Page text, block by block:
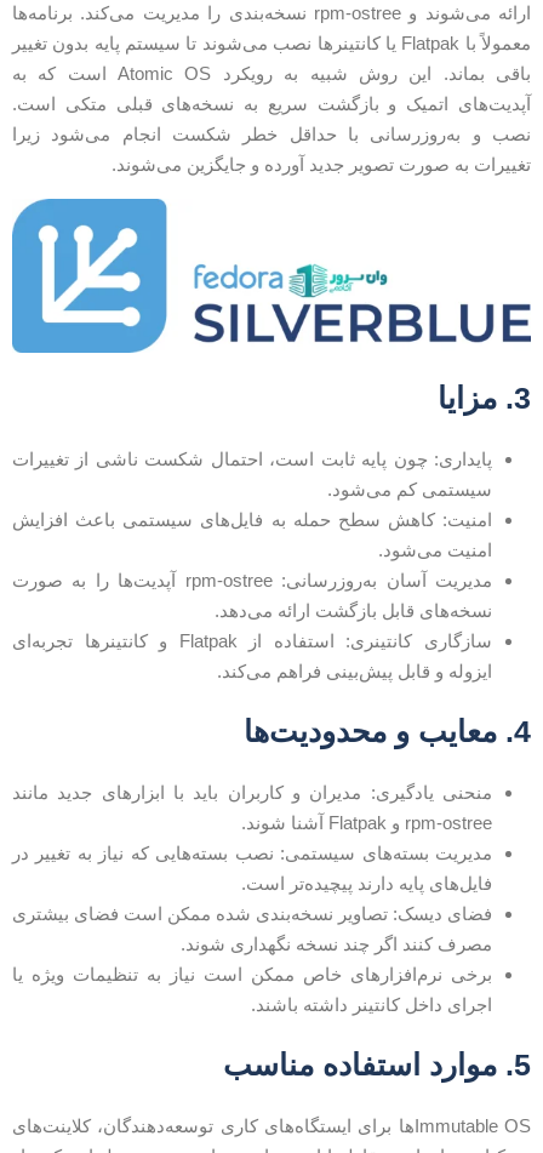
ارائه می‌شوند و rpm-ostree نسخه‌بندی را مدیریت می‌کند. برنامه‌ها
معمولاً با Flatpak یا کانتینرها نصب می‌شوند تا سیستم پایه بدون تغییر
باقی بماند. این روش شبیه به رویکرد Atomic OS است که به
اتمیک و بازگشت سریع به نسخه‌های قبلی متکی است.
و به‌روزرسانی با حداقل خطر شکست انجام می‌شود زیرا
به صورت تصویر جدید آورده و جایگزین می‌شوند.
پایداری: چون پایه ثابت است، احتمال شکست ناشی از تغییرات
سیستمی کم می‌شود.
امنیت: کاهش سطح حمله به فایل‌های سیستمی باعث افزایش
امنیت می‌شود.
مدیریت آسان به‌روزرسانی: rpm-ostree آپدیت‌ها را به صورت
نسخه‌های قابل بازگشت ارائه می‌دهد.
سازگاری کانتینری: استفاده از Flatpak و کانتینرها تجربه‌ای
ایزوله و قابل پیش‌بینی فراهم می‌کند.
محدودیت‌ها
منحنی یادگیری: مدیران و کاربران باید با ابزارهای جدید مانند
rpm-ostree و Flatpak آشنا شوند.
مدیریت بسته‌های سیستمی: نصب بسته‌هایی که نیاز به تغییر در
فایل‌های پایه دارند پیچیده‌تر است.
فضای دیسک: تصاویر نسخه‌بندی شده ممکن است فضای بیشتری
مصرف کنند اگر چند نسخه نگهداری شوند.
برخی نرم‌افزارهای خاص ممکن است نیاز به تنظیمات ویژه یا
اجرای داخل کانتینر داشته باشند.
مناسب
Immutable OSها برای ایستگاه‌های کاری توسعه‌دهندگان، کلاینت‌های